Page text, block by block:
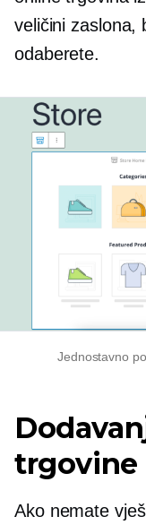
veličini zaslona,
odaberete.
Jednostavno
trgovine
Ako nemate